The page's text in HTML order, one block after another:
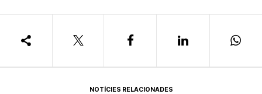
NOTÍCIES RELACIONADES